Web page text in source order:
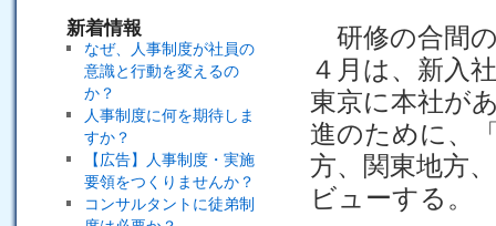
新着情報
なぜ、人事制度が社員の
意識と行動を変えるの
か？
人事制度に何を期待しま
すか？
【広告】人事制度・実施
要領をつくりませんか？
コンサルタントに徒弟制
研修の合間
４月は、新入
東京に本社が
進のために、
方、関東地方
ビューする。